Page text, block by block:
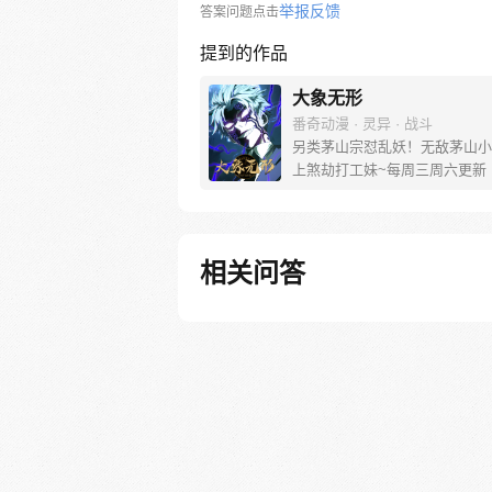
答案问题点击举报反馈
提到的作品
大象无形
番奇动漫 · 灵异 · 战斗
另类茅山宗怼乱妖！无敌茅山
上煞劫打工妹~每周三周六更新
相关问答